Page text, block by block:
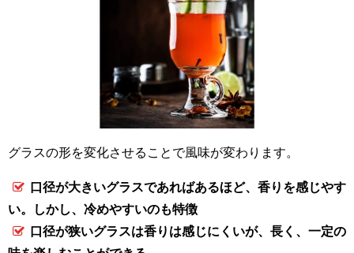
グラスの形を変化させることで風味が変わります。
口径が大きいグラスであればあるほど、香りを感じやす
い。しかし、冷めやすいのも特徴
口径が狭いグラスは香りは感じにくいが、長く、一定の